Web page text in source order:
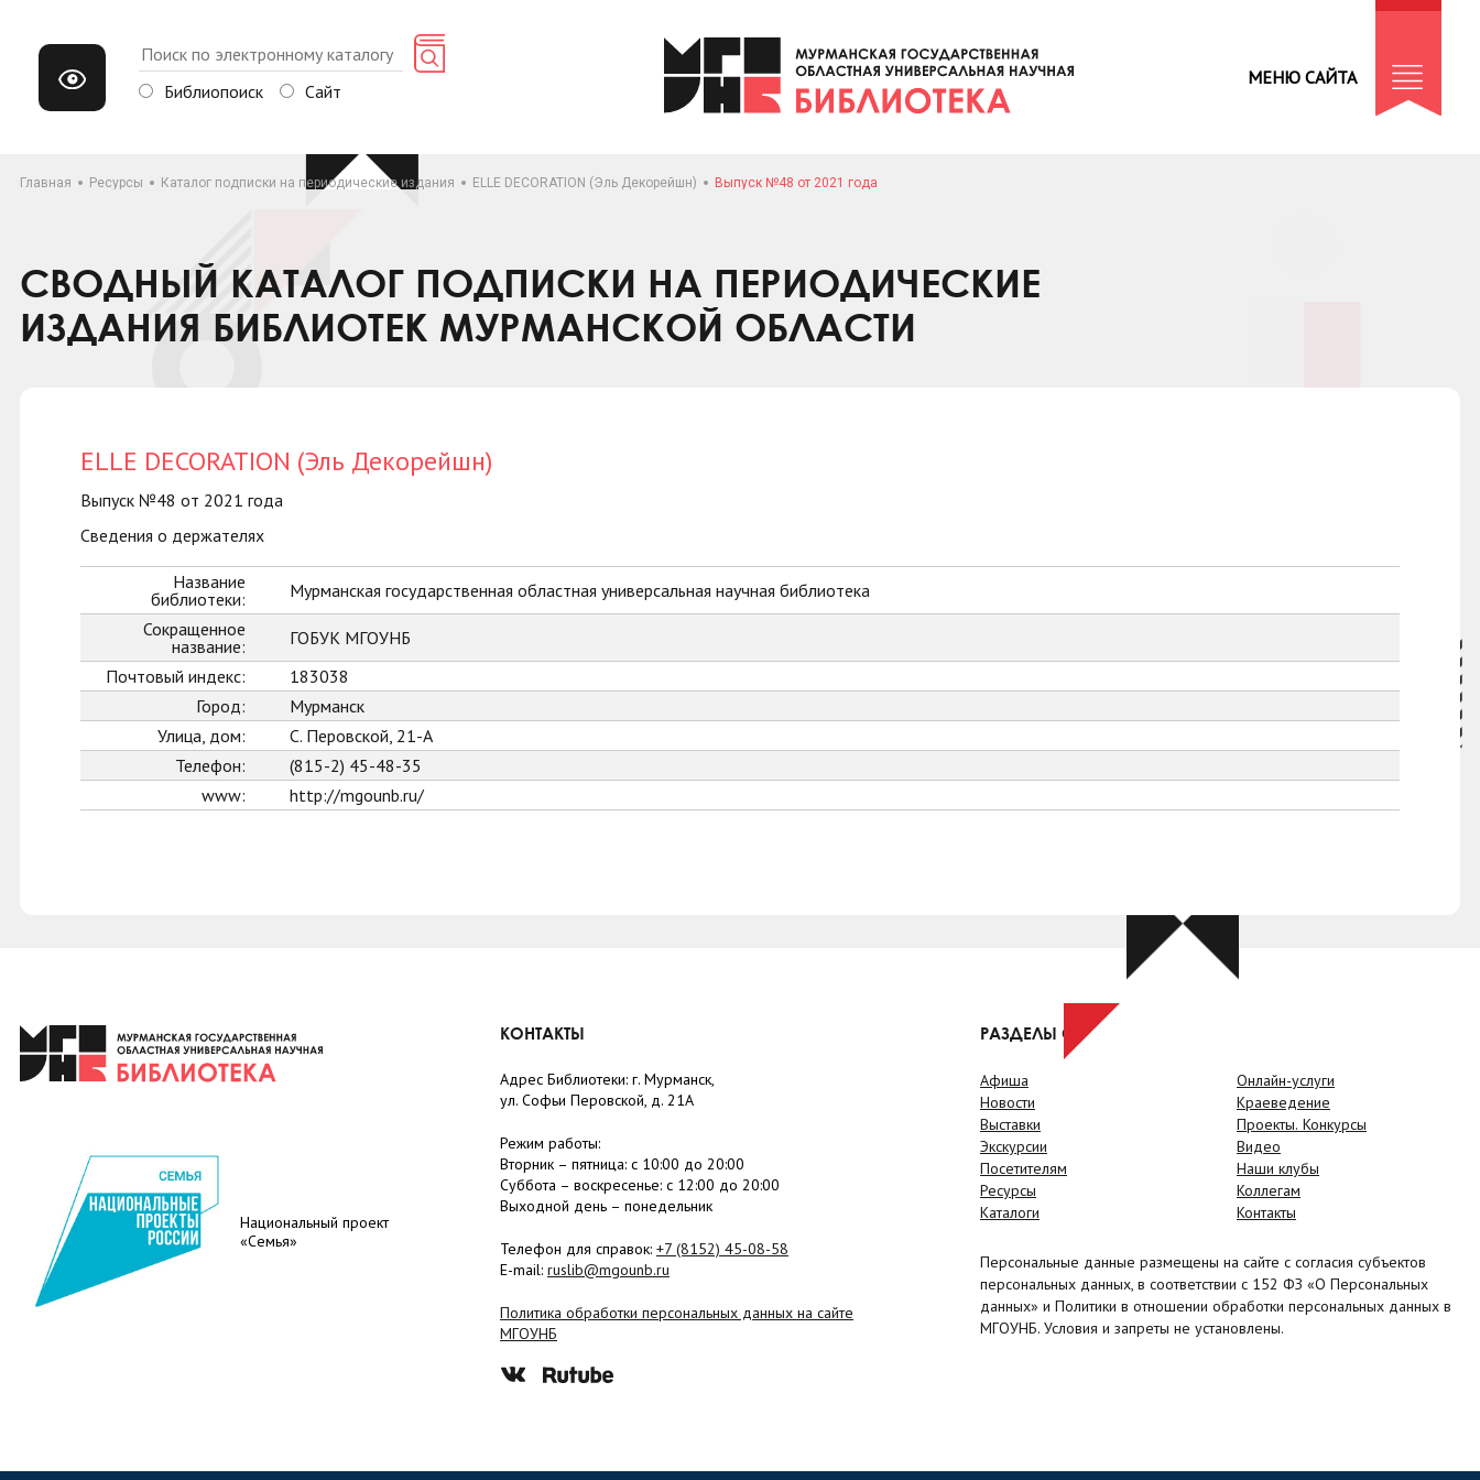
Библиопоиск Сайт
МЕНЮ САЙТА
Главная Ресурсы Каталог подписки на периодические издания ELLE DECORATION (Эль Декорейшн) Выпуск №48 от 2021 года
СВОДНЫЙ КАТАЛОГ ПОДПИСКИ НА ПЕРИОДИЧЕСКИЕ
ИЗДАНИЯ БИБЛИОТЕК МУРМАНСКОЙ ОБЛАСТИ
ELLE DECORATION (Эль Декорейшн)
Выпуск №48 от 2021 года
Сведения о держателях
Название
библиотеки:
Мурманская государственная областная универсальная научная библиотека
Сокращенное
название:
ГОБУК МГОУНБ
Почтовый индекс:
183038
Город:
Мурманск
Улица, дом:
С. Перовской, 21-А
Телефон:
(815-2) 45-48-35
www:
http://mgounb.ru/
Национальный проект
«Семья»
КОНТАКТЫ
Адрес Библиотеки: г. Мурманск,
ул. Софьи Перовской, д. 21А
Режим работы:
Вторник – пятница: с 10:00 до 20:00
Суббота – воскресенье: c 12:00 до 20:00
Выходной день – понедельник
Телефон для справок: +7 (8152) 45-08-58
E-mail: ruslib@mgounb.ru
Политика обработки персональных данных на сайте
МГОУНБ
РАЗДЕЛЫ САЙТА
Афиша
Новости
Выставки
Экскурсии
Посетителям
Ресурсы
Каталоги
Онлайн-услуги
Краеведение
Проекты. Конкурсы
Видео
Наши клубы
Коллегам
Контакты
Персональные данные размещены на сайте с согласия субъектов
персональных данных, в соответствии с 152 ФЗ «О Персональных
данных» и Политики в отношении обработки персональных данных в
МГОУНБ. Условия и запреты не установлены.